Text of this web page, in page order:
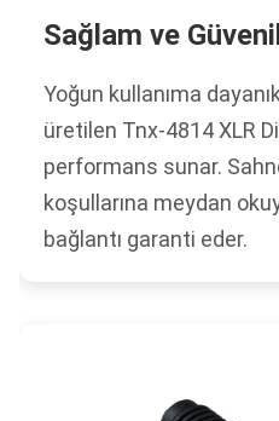
Sağlam ve
Yoğun kullanıma
üretilen Tnx-4814 XLR
performans sunar.
koşullarına meydan
bağlantı garanti eder.